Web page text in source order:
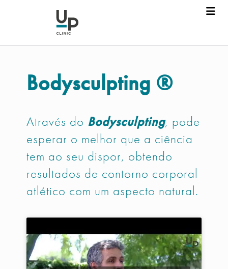
Bodysculpting ®
Através do Bodysculpting, pode
esperar o melhor que a ciência
tem ao seu dispor, obtendo
resultados de contorno corporal
atlético com um aspecto natural.